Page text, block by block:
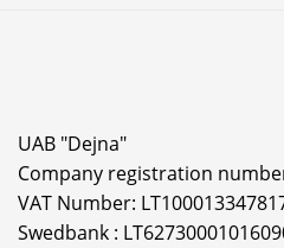
UAB "Dejna"
Company registration
VAT Number:
Swedbank :